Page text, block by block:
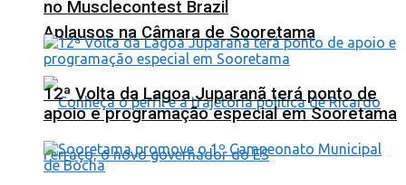
Aplausos na Câmara de Sooretama
no Musclecontest Brazil
12ª Volta da Lagoa Juparanã terá ponto de
apoio e programação especial em Sooretama